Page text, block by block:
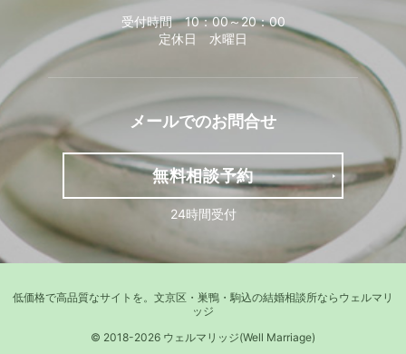
受付時間 10：00～20：00
定休日 水曜日
メールでのお問合せ
無料相談予約
24時間受付
© 2018-2026 ウェルマリッジ(Well Marriage)
低価格で高品質なサイトを。 文京区・巣鴨・駒込の結婚相談所ならウェルマリ
ッジ